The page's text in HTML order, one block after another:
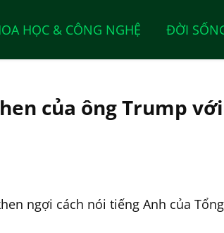
HỌC & CÔNG NGHỆ ĐỜI
của ông Trump
ngợi cách nói tiếng Anh của